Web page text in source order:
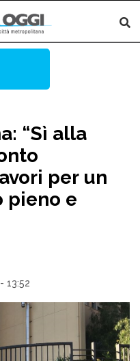
“Sì alla
per un
pieno e
13:52